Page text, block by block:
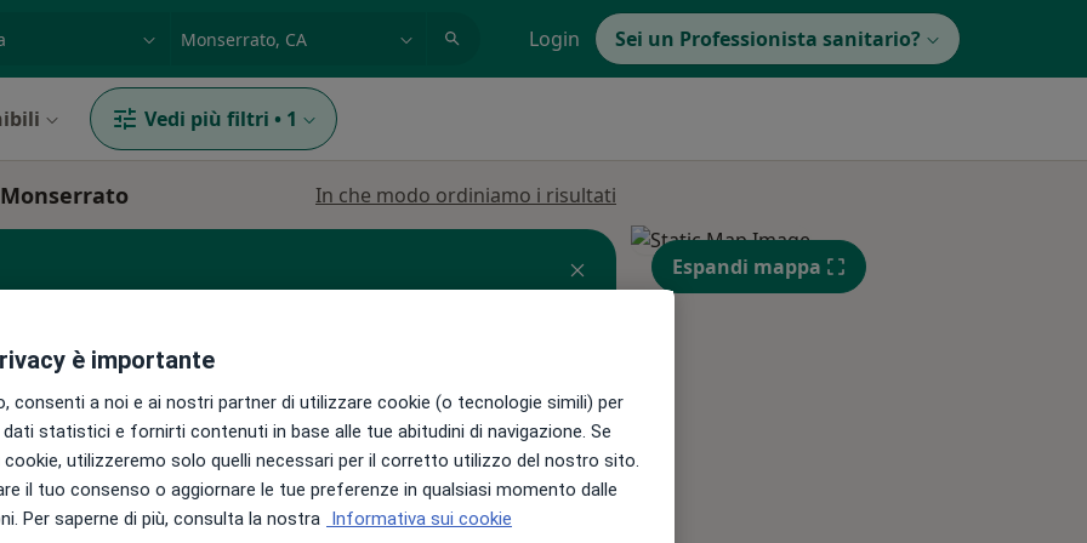
Login Sei un Professionista sanitario?
Vedi più filtri • 1
In che modo ordiniamo i risultati
Oggi
7 Ago
Domani
8 Ago
Dom,
9 Ago
Lun,
10 Ago
Mar,
11 Ago
Espandi mappa
è importante
consenti a noi e ai nostri partner di utilizzare cookie (o tecnologie simili) per
statistici e fornirti contenuti in base alle tue abitudini di navigazione. Se
utilizzeremo solo quelli necessari per il corretto utilizzo del nostro sito.
il tuo consenso o aggiornare le tue preferenze in qualsiasi momento dalle
Per saperne di più, consulta la nostra Informativa sui cookie